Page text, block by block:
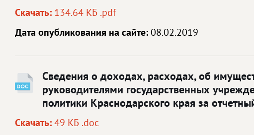
Скачать: 134.64 КБ .pdf
Дата опубликования на сайте:08.02.2019
Сведения о доходах, расходах, об
руководителями государственных
политики Краснодарского края за
Скачать:49 КБ .doc